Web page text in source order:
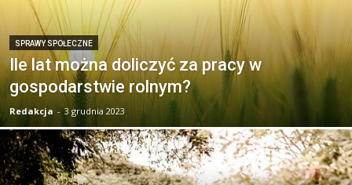
SPRAWY SPOŁECZNE
Ile lat można doliczyć za pracy w
gospodarstwie rolnym?
Redakcja - 3 grudnia 2023